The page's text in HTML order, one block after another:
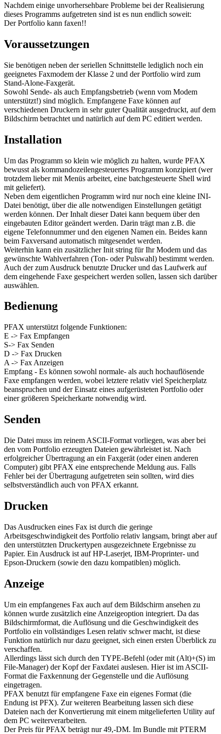
Nachdem einige unvorhersehbare Probleme bei der Realisierung
dieses Programms aufgetreten sind ist es nun endlich soweit:
Der Portfolio kann faxen!!
Voraussetzungen
Sie benötigen neben der seriellen Schnittstelle lediglich noch ein
geeignetes Faxmodem der Klasse 2 und der Portfolio wird zum
Stand-Alone-Faxgerät.
Sowohl Sende- als auch Empfangsbetrieb (wenn vom Modem
unterstützt!) sind möglich. Empfangene Faxe können auf
verschiedenen Druckern in sehr guter Qualität ausgedruckt, auf dem
Bildschirm betrachtet und natürlich auf dem PC editiert werden.
Installation
Um das Programm so klein wie möglich zu halten, wurde PFAX
bewusst als kommandozeilengesteuertes Programm konzipiert (wer
trotzdem lieber mit Menüs arbeitet, eine batchgesteuerte Shell wird
mit geliefert).
Neben dem eigentlichen Programm wird nur noch eine kleine INI-
Datei benötigt, über die alle notwendigen Einstellungen getätigt
werden können. Der Inhalt dieser Datei kann bequem über den
eingebauten Editor geändert werden. Darin trägt man z.B. die
eigene Telefonnummer und den eigenen Namen ein. Beides kann
beim Faxversand automatisch mitgesendet werden.
Weiterhin kann ein zusätzlicher Init string für Ihr Modem und das
gewünschte Wahlverfahren (Ton- oder Pulswahl) bestimmt werden.
Auch der zum Ausdruck benutzte Drucker und das Laufwerk auf
dem eingehende Faxe gespeichert werden sollen, lassen sich darüber
auswählen.
Bedienung
PFAX unterstützt folgende Funktionen:
E -> Fax Empfangen
S-> Fax Senden
D -> Fax Drucken
A -> Fax Anzeigen
Empfang - Es können sowohl normale- als auch hochauflösende
Faxe empfangen werden, wobei letztere relativ viel Speicherplatz
beanspruchen und der Einsatz eines aufgerüsteten Portfolio oder
einer größeren Speicherkarte notwendig wird.
Senden
Die Datei muss im reinem ASCII-Format vorliegen, was aber bei
den vom Portfolio erzeugten Dateien gewährleistet ist. Nach
erfolgreicher Übertragung an ein Faxgerät (oder einen anderen
Computer) gibt PFAX eine entsprechende Meldung aus. Falls
Fehler bei der Übertragung aufgetreten sein sollten, wird dies
selbstverständlich auch von PFAX erkannt.
Drucken
Das Ausdrucken eines Fax ist durch die geringe
Arbeitsgeschwindigkeit des Portfolio relativ langsam, bringt aber auf
den unterstützten Druckertypen ausgezeichnete Ergebnisse zu
Papier. Ein Ausdruck ist auf HP-Laserjet, IBM-Proprinter- und
Epson-Druckern (sowie den dazu kompatiblen) möglich.
Anzeige
Um ein empfangenes Fax auch auf dem Bildschirm ansehen zu
können wurde zusätzlich eine Anzeigeoption integriert. Da das
Bildschirmformat, die Auflösung und die Geschwindigkeit des
Portfolio ein vollständiges Lesen relativ schwer macht, ist diese
Funktion natürlich nur dazu geeignet, sich einen ersten Überblick zu
verschaffen.
Allerdings lässt sich durch den TYPE-Befehl (oder mit (Alt)+(S) im
File-Manager) der Kopf der Faxdatei auslesen. Hier ist im ASCII-
Format die Faxkennung der Gegenstelle und die Auflösung
eingetragen.
PFAX benutzt für empfangene Faxe ein eigenes Format (die
Endung ist PFX). Zur weiteren Bearbeitung lassen sich diese
Dateien nach der Konvertierung mit einem mitgelieferten Utility auf
dem PC weiterverarbeiten.
Der Preis für PFAX beträgt nur 49,-DM. Im Bundle mit PTERM